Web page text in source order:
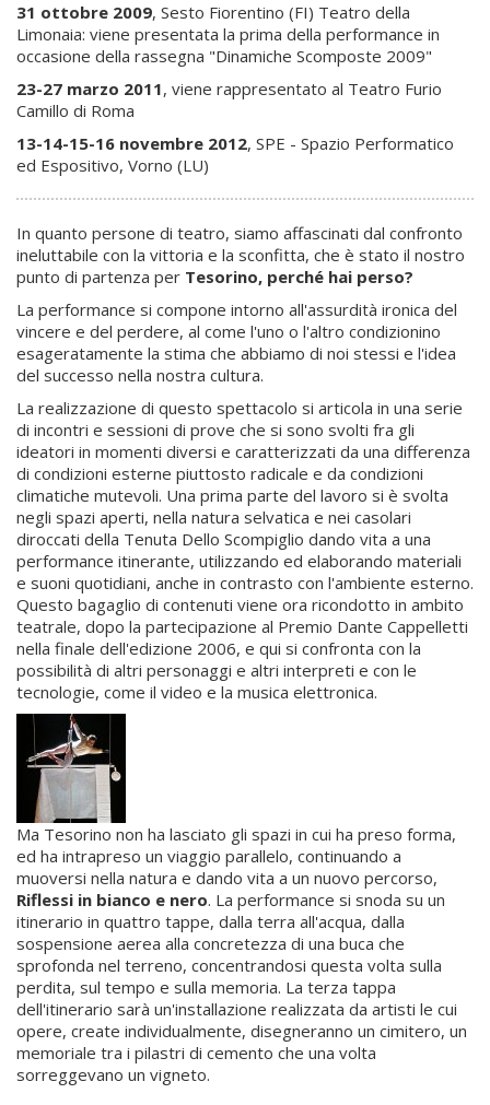
31 ottobre 2009, Sesto Fiorentino (FI) Teatro della
Limonaia: viene presentata la prima della performance in
occasione della rassegna "Dinamiche Scomposte 2009"
23-27 marzo 2011, viene rappresentato al Teatro Furio
Camillo di Roma
13-14-15-16 novembre 2012, SPE - Spazio Performatico
ed Espositivo, Vorno (LU)
In quanto persone di teatro, siamo affascinati dal confronto
ineluttabile con la vittoria e la sconfitta, che è stato il nostro
punto di partenza per Tesorino, perché hai perso?
La performance si compone intorno all'assurdità ironica del
vincere e del perdere, al come l'uno o l'altro condizionino
esageratamente la stima che abbiamo di noi stessi e l'idea
del successo nella nostra cultura.
La realizzazione di questo spettacolo si articola in una serie
di incontri e sessioni di prove che si sono svolti fra gli
ideatori in momenti diversi e caratterizzati da una differenza
di condizioni esterne piuttosto radicale e da condizioni
climatiche mutevoli. Una prima parte del lavoro si è svolta
negli spazi aperti, nella natura selvatica e nei casolari
diroccati della Tenuta Dello Scompiglio dando vita a una
performance itinerante, utilizzando ed elaborando materiali
e suoni quotidiani, anche in contrasto con l'ambiente esterno.
Questo bagaglio di contenuti viene ora ricondotto in ambito
teatrale, dopo la partecipazione al Premio Dante Cappelletti
nella finale dell'edizione 2006, e qui si confronta con la
possibilità di altri personaggi e altri interpreti e con le
tecnologie, come il video e la musica elettronica.
Ma Tesorino non ha lasciato gli spazi in cui ha preso forma,
ed ha intrapreso un viaggio parallelo, continuando a
muoversi nella natura e dando vita a un nuovo percorso,
Riflessi in bianco e nero. La performance si snoda su un
itinerario in quattro tappe, dalla terra all'acqua, dalla
sospensione aerea alla concretezza di una buca che
sprofonda nel terreno, concentrandosi questa volta sulla
perdita, sul tempo e sulla memoria. La terza tappa
dell'itinerario sarà un'installazione realizzata da artisti le cui
opere, create individualmente, disegneranno un cimitero, un
memoriale tra i pilastri di cemento che una volta
sorreggevano un vigneto.